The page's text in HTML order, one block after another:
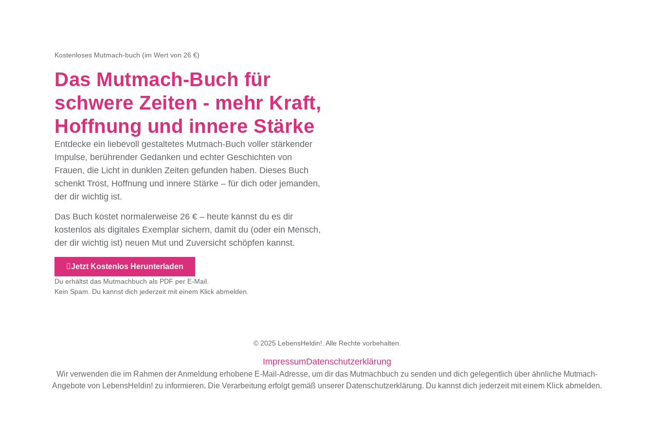
Kostenloses Mutmach-buch (im Wert von 26 €)
Das Mutmach-Buch für
schwere Zeiten - mehr Kraft,
Hoffnung und innere Stärke
Entdecke ein liebevoll gestaltetes Mutmach-Buch voller stärkender
Impulse, berührender Gedanken und echter Geschichten von
Frauen, die Licht in dunklen Zeiten gefunden haben. Dieses Buch
schenkt Trost, Hoffnung und innere Stärke – für dich oder jemanden,
der dir wichtig ist.
Das Buch kostet normalerweise 26 € – heute kannst du es dir
kostenlos als digitales Exemplar sichern, damit du (oder ein Mensch,
der dir wichtig ist) neuen Mut und Zuversicht schöpfen kannst.
Jetzt Kostenlos Herunterladen
Du erhältst das Mutmachbuch als PDF per E-Mail.
Kein Spam. Du kannst dich jederzeit mit einem Klick abmelden.
© 2025 LebensHeldin!. Alle Rechte vorbehalten.
ImpressumDatenschutzerklärung
Wir verwenden die im Rahmen der Anmeldung erhobene E-Mail-Adresse, um dir das Mutmachbuch zu senden und dich gelegentlich über ähnliche Mutmach-
Angebote von LebensHeldin! zu informieren. Die Verarbeitung erfolgt gemäß unserer Datenschutzerklärung. Du kannst dich jederzeit mit einem Klick abmelden.